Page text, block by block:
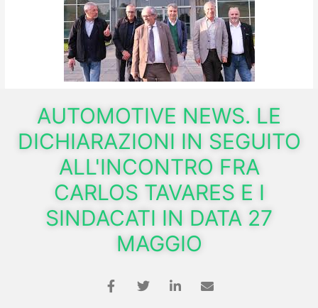
AUTOMOTIVE NEWS. LE
DICHIARAZIONI IN SEGUITO
ALL'INCONTRO FRA
CARLOS TAVARES E I
SINDACATI IN DATA 27
MAGGIO